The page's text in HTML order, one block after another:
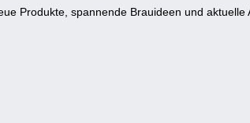
Produkte, spannende Brauideen und